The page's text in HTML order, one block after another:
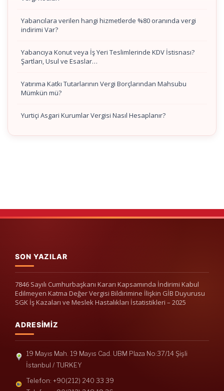
Yabancılara verilen hangi hizmetlerde %80 oranında vergi
indirimi Var?
Yabancıya Konut veya İş Yeri Teslimlerinde KDV İstisnası?
Şartları, Usul ve Esaslar…
Yatırıma Katkı Tutarlarının Vergi Borçlarından Mahsubu
Mümkün mü?
Yurtiçi Asgari Kurumlar Vergisi Nasıl Hesaplanır?
SON YAZILAR
7846 Sayılı Cumhurbaşkanı Kararı Kapsamında İndirimi Kabul
Edilmeyen Katma Değer Vergisi Bildirimine İlişkin GİB Duyurusu
SGK İş Kazaları ve Meslek Hastalıkları İstatistikleri – 2025
ADRESIMIZ
19 Mayıs Mah. 19 Mayıs Cad. UBM Plaza No:37/14 Şişli
İstanbul / TURKEY
Telefon: +90(212) 240 33 39